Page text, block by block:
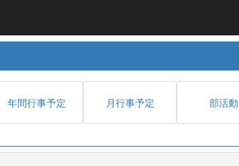
年間行事予定 月行事予定 部活動